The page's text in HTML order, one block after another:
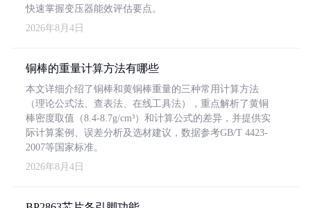
快速掌握变压器能效评估要点。
2026年8月4日
铜棒的重量计算方法有哪些
本文详细介绍了铜棒和黄铜棒重量的三种常用计算方法
（理论公式法、查表法、在线工具法），重点解析了黄铜
棒密度取值（8.4-8.7g/cm³）和计算公式的差异，并提供实
际计算案例、误差分析及选材建议，数据参考GB/T 4423-
2007等国家标准。
2026年8月4日